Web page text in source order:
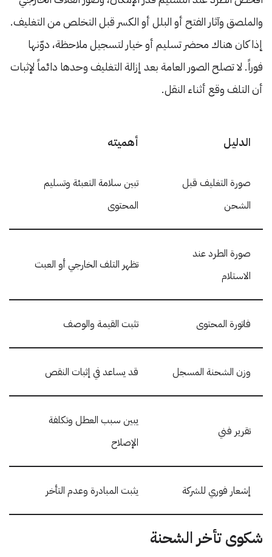
والملصق وآثار الفتح أو البلل أو الكسر قبل التخلص من التغليف.
إذا كان هناك محضر تسليم أو خيار لتسجيل ملاحظة، دوّنها
فوراً. لا تصلح الصور العامة بعد إزالة التغليف وحدها دائماً لإثبات
أن التلف وقع أثناء النقل.
الدليل أهميته
صورة التغليف قبل
الشحن
تبين سلامة التعبئة وتسليم
المحتوى
صورة الطرد عند
الاستلام
تظهر التلف الخارجي أو العبث
فاتورة المحتوى تثبت القيمة والوصف
وزن الشحنة المسجل قد يساعد في إثبات النقص
تقرير فني
يبين سبب العطل وتكلفة
الإصلاح
إشعار فوري للشركة يثبت المبادرة وعدم التأخر
شكوى تأخر الشحنة